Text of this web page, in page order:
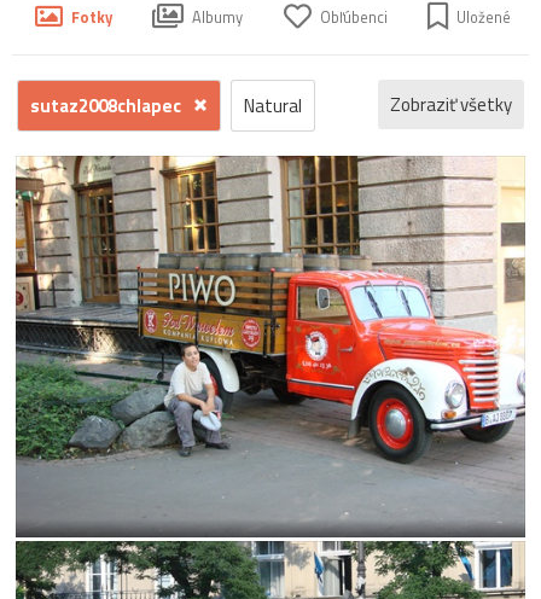
Fotky Albumy Obľúbenci Uložené
sutaz2008chlapec Zobraziť všetky
Natural
zvieratá mestá príroda kvety šport
rastliny technika hokej matural hrady
kuriozity Súťaž2008Mesto jeseň deti
dostihy ľudia ostrava Súťaž2008Hory zoo
antural det natura nyturyl Súťaž2008Voda